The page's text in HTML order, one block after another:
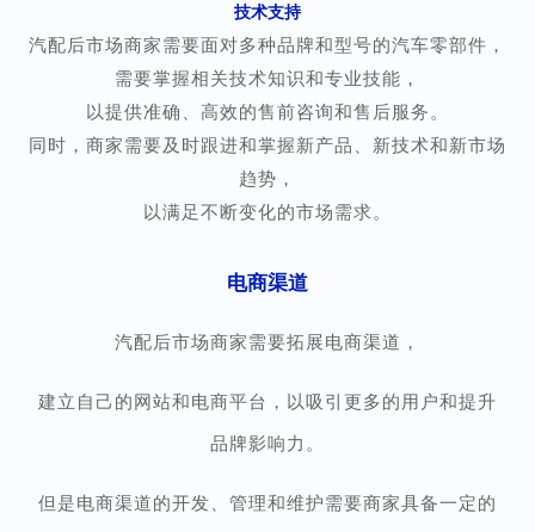
技术支持
汽配后市场商家需要面对多种品牌和型号的汽车零部件，
需要掌握相关技术知识和专业技能 ，
以提供准确、高效的售前咨询和售后服务。
同时，商家需要及时跟进和掌握新产品、新技术和新市场
趋势，
以满足不断变化的市场需求。
电商渠道
汽配后市场商家需要拓展电商渠道，
建立自己的网站和电商平台，以吸引更多的用户和提升
品牌影响力。
但是电商渠道的开发、管理和维护需要商家具备一定的